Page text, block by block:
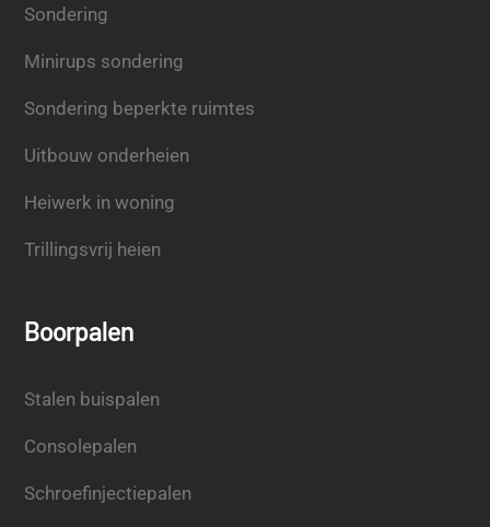
Sondering
Minirups sondering
Sondering beperkte ruimtes
Uitbouw onderheien
Heiwerk in woning
Trillingsvrij heien
Boorpalen
Stalen buispalen
Consolepalen
Schroefinjectiepalen